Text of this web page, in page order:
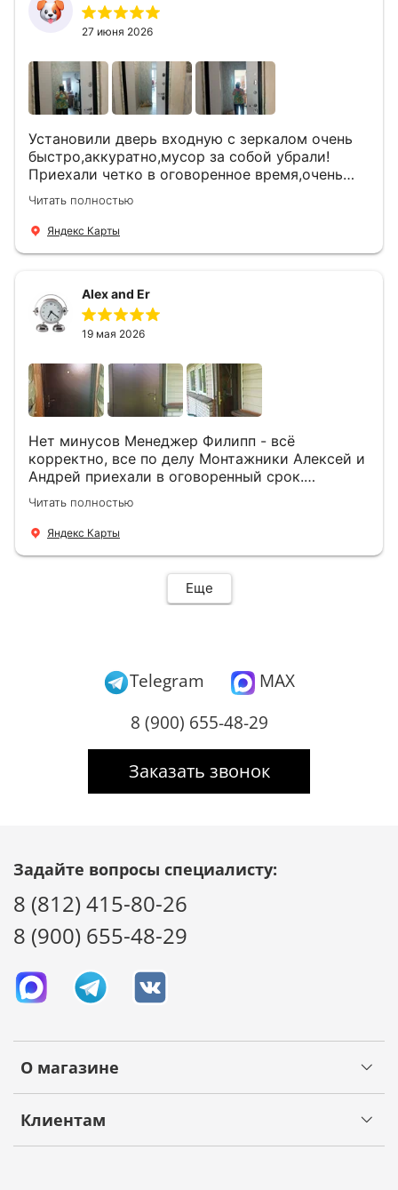
27 июня 2026
Установили дверь входную с зеркалом очень
быстро,аккуратно,мусор за собой убрали!
Приехали четко в оговоренное время,очень
вежливые,деликатные рабочие .Все
понравилось и дверь ,и работа и цена!
Читать полностью
Яндекс Карты
Alex and Er
19 мая 2026
Нет минусов Менеджер Филипп - всё
корректно, все по делу Монтажники Алексей и
Андрей приехали в оговоренный срок.
Демонтировали старую дверь и установили
новую буквально за час Быстро и качественно
+ нормальные цены Всем большое спасибо
Читать полностью
Яндекс Карты
Еще
Telegram
MAX
8 (900) 655-48-29
Заказать звонок
О магазине
Клиентам
Задайте вопросы специалисту:
8 (812) 415-80-26
8 (900) 655-48-29